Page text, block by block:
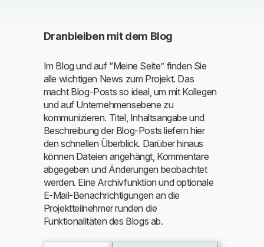
Dranbleiben mit dem Blog
Im Blog und auf “Meine Seite” finden Sie
alle wichtigen News zum Projekt. Das
macht Blog-Posts so ideal, um mit Kollegen
und auf Unternehmensebene zu
kommunizieren. Titel, Inhaltsangabe und
Beschreibung der Blog-Posts liefern hier
den schnellen Überblick. Darüber hinaus
können Dateien angehängt, Kommentare
abgegeben und Änderungen beobachtet
werden. Eine Archivfunktion und optionale
E-Mail-Benachrichtigungen an die
Projektteilnehmer runden die
Funktionalitäten des Blogs ab.